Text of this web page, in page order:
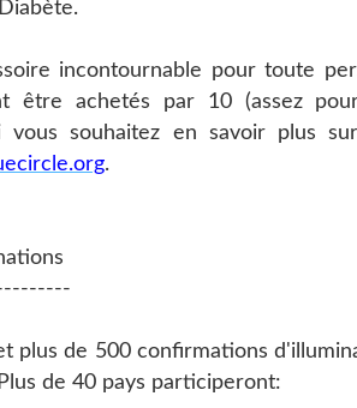
incontournable pour toute
être achetés par 10 (assez
vous souhaitez en savoir plus
.
plus de 500 confirmations
de 40 pays participeront: